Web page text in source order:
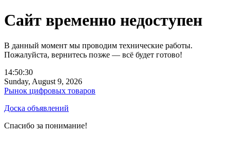
Сайт временно недоступен
В данный момент мы проводим технические работы.
Пожалуйста, вернитесь позже — всё будет готово!
14:50:30
Sunday, August 9, 2026
Рынок цифровых товаров
Доска объявлений
Спасибо за понимание!